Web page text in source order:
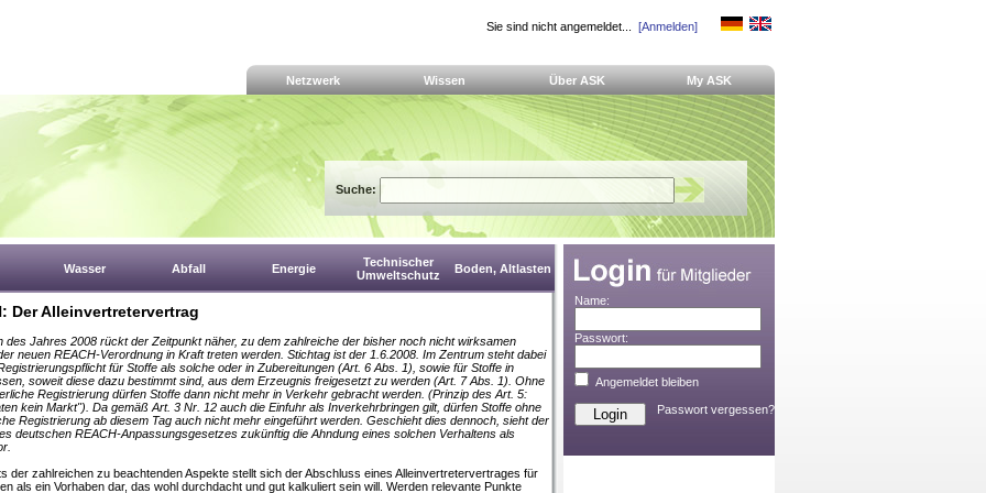
Sie sind nicht angemeldet... [Anmelden]
Netzwerk Wissen Über ASK My ASK
Suche:
Wasser Abfall Energie
Technischer
Umweltschutz
Boden, Altlasten
Der Alleinvertretervertrag
des Jahres 2008 rückt der Zeitpunkt näher, zu dem zahlreiche der bisher noch nicht wirksamen
neuen REACH-Verordnung in Kraft treten werden. Stichtag ist der 1.6.2008. Im Zentrum steht dabei
für Stoffe als solche oder in Zubereitungen (Art. 6 Abs. 1), sowie für Stoffe in
soweit diese dazu bestimmt sind, aus dem Erzeugnis freigesetzt zu werden (Art. 7 Abs. 1). Ohne
Registrierung dürfen Stoffe dann nicht mehr in Verkehr gebracht werden. (Prinzip des Art. 5:
kein Markt"). Da gemäß Art. 3 Nr. 12 auch die Einfuhr als Inverkehrbringen gilt, dürfen Stoffe ohne
Registrierung ab diesem Tag auch nicht mehr eingeführt werden. Geschieht dies dennoch, sieht der
deutschen REACH-Anpassungsgesetzes zukünftig die Ahndung eines solchen Verhaltens als
der zahlreichen zu beachtenden Aspekte stellt sich der Abschluss eines Alleinvertretervertrages für
als ein Vorhaben dar, das wohl durchdacht und gut kalkuliert sein will. Werden relevante Punkte
Name:
Passwort:
Angemeldet bleiben
Passwort vergessen?